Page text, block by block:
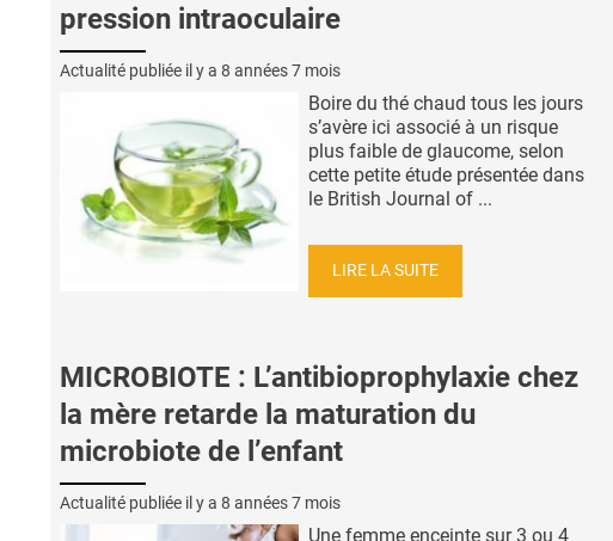
pression intraoculaire
Actualité publiée il y a 8 années 7 mois
Boire du thé chaud tous les jours
s’avère ici associé à un risque
plus faible de glaucome, selon
cette petite étude présentée dans
le British Journal of ...
LIRE LA SUITE
MICROBIOTE : L’antibioprophylaxie chez
la mère retarde la maturation du
microbiote de l’enfant
Actualité publiée il y a 8 années 7 mois
Une femme enceinte sur 3 ou 4